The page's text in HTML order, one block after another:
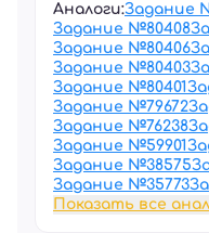
Аналоги:Задание
Задание №80408
Задание №80406
Задание №80403
Задание №80401
Задание №79672
Задание №76238
Задание №59901
Задание №38575
Задание №35773
Показать все